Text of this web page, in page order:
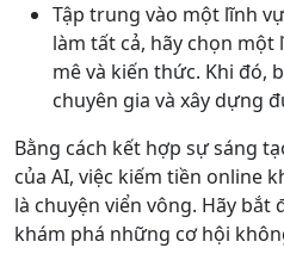
Tập trung vào một lĩnh
làm tất cả, hãy chọn một
mê và kiến thức. Khi đó,
chuyên gia và xây dựng
Bằng cách kết hợp sự sáng
của AI, việc kiếm tiền online
là chuyện viển vông. Hãy bắt
khám phá những cơ hội